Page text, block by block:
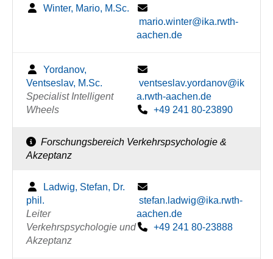
Winter, Mario, M.Sc.
mario.winter@ika.rwth-
aachen.de
Yordanov,
Ventseslav, M.Sc.
Specialist Intelligent
Wheels
ventseslav.yordanov@ik
a.rwth-aachen.de
+49 241 80-23890
Forschungsbereich Verkehrspsychologie &
Akzeptanz
Ladwig, Stefan, Dr.
phil.
Leiter
Verkehrspsychologie und
Akzeptanz
stefan.ladwig@ika.rwth-
aachen.de
+49 241 80-23888